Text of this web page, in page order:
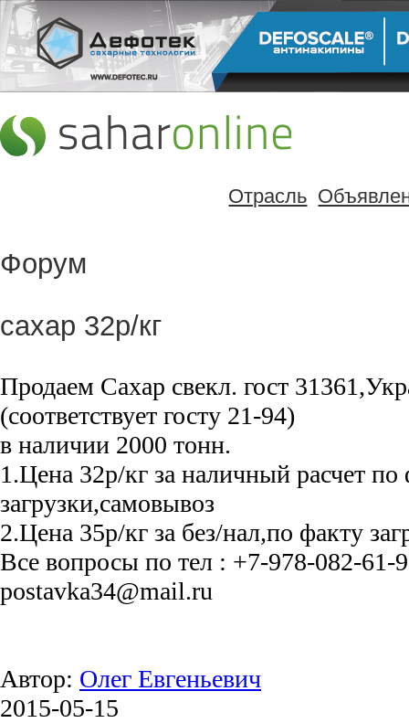
Отрасль
Форум
сахар 32р/кг
Продаем Сахар свекл. гост
(соответствует госту 21-94)
в наличии 2000 тонн.
1.Цена 32р/кг за наличный расчет по
загрузки,самовывоз
2.Цена 35р/кг за без/нал,по факту
Все вопросы по тел : +7-978-082-61-
postavka34@mail.ru
Автор: Олег Евгеньевич
2015-05-15